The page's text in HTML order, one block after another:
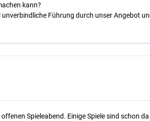
kann?
Führung durch unser Angebot
Spieleabend. Einige Spiele sind schon